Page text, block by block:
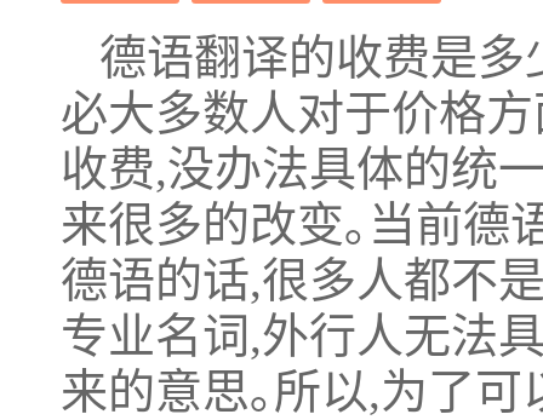
德语翻译的收费是多
必大多数人对于价格
收费,没办法具体的统
来很多的改变｡当前德
德语的话,很多人都不
专业名词,外行人无法
来的意思｡所以,为了